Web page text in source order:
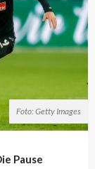
Foto: Getty Images
Pause